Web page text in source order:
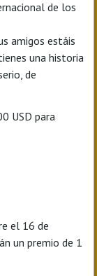
de los
amigos estáis
una historia
de
USD para
el 16 de
un premio de 1